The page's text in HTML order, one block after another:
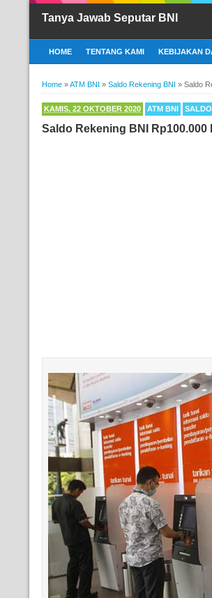
Tanya Jawab Seputar BNI
HOME TENTANG KAMI KEBIJAKAN
Home »ATM BNI » Saldo Rekening BNI » Saldo
KAMIS, 22 OKTOBER 2020 ATM BNI
Saldo Rekening BNI Rp100.000